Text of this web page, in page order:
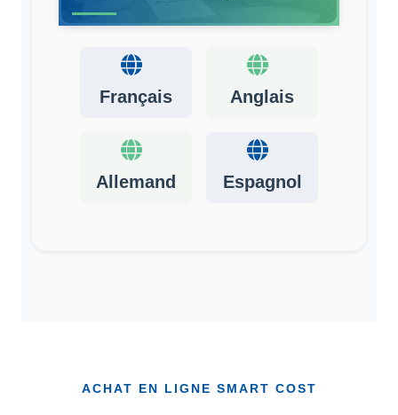
Français Anglais
Allemand Espagnol
ACHAT EN LIGNE SMART COST